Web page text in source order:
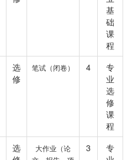
基
础
课
程
选
修
笔试（闭卷） 4
专
业
选
修
课
程
选
大作业（论
3
专